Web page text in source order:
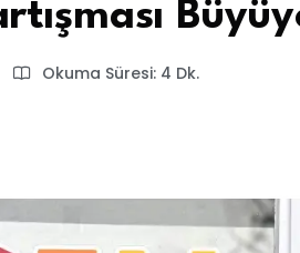
Okuma Süresi: 4 Dk.